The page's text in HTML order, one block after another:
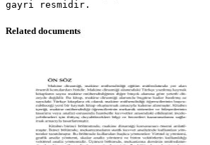
Related documents